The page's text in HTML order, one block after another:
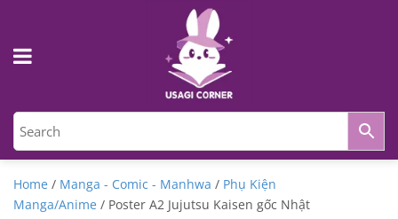
Home / Manga - Comic - Manhwa / Phụ Kiện
Manga/Anime / Poster A2 Jujutsu Kaisen gốc Nhật